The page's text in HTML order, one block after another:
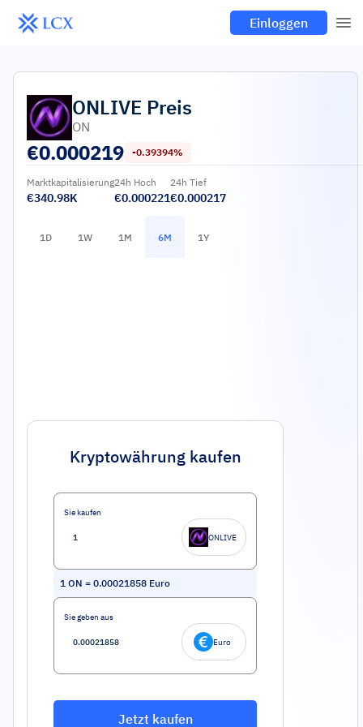
Einloggen
ONLIVE Preis
ON
€0.000219 -0.39394%
Marktkapitalisierung
€340.98K
24h Hoch
€0.000221
24h Tief
€0.000217
1D 1W 1M 6M 1Y
Kryptowährung kaufen
Sie kaufen
ONLIVE
1 ON = 0.00021858 Euro
Sie geben aus
Euro
Jetzt kaufen